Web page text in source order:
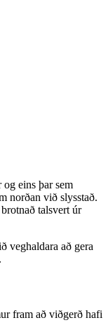
eins þar sem
norðan við slysstað.
talsvert úr
veghaldara að gera
fram að viðgerð hafi